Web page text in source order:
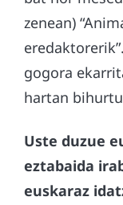
zenean)
gogora
hartan
Uste duzue
eztabaida
euskaraz